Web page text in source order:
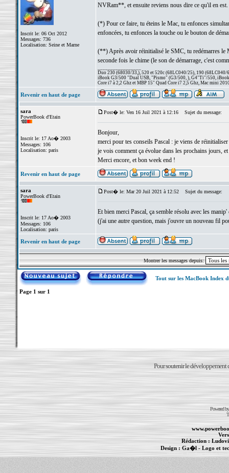
Inscrit le: 06 Oct 2012
Messages: 736
Localisation: Seine et Marne
NVRam**, et ensuite reviens nous dire ce qu'il en
(*) Pour ce faire, tu éteins le Mac, tu enfonces
enfoncées, tu enfonces la touche ou le bouton de
(**) Après avoir réinitialisé le SMC, tu redémarres le
seconde fois le chime (le son de démarrage, c'est
Duo 230 (68030/33,), 520 et 520c (68LC040/25), 190 (68LC040/
iBook G3/500 "Dual USB, "Pismo" (G3/500, ), G4"Ti"/550,
Core i7 à 2,2 Ghz et MBP 15" Quad Core i7 2,5 Ghz, Mac mini
Revenir en haut de page
sara
PowerBook d'Etain
Inscrit le: 17 Ao� 2003
Messages: 106
Localisation: paris
Post� le: Ven 16 Juil 2021 à 12:16 Sujet du message:
Bonjour,
merci pour tes conseils Pascal : je viens de
je vois comment ça évolue dans les prochains jours,
Merci encore, et bon week end !
Revenir en haut de page
sara
PowerBook d'Etain
Inscrit le: 17 Ao� 2003
Messages: 106
Localisation: paris
Post� le: Mar 20 Juil 2021 à 12:52 Sujet du message:
Et bien merci Pascal, ça semble résolu avec les
(j'ai une autre question, mais j'ouvre un nouveau fil
Revenir en haut de page
Montrer les messages depuis:
Tout sur les MacBook Index
Page 1 sur 1
Pour soutenir le développement
Powered
Rédaction :
Design : Ga�l- Logo et
PowerBook-